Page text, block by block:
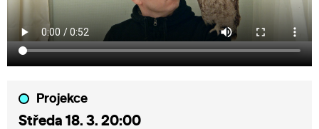
Projekce
Středa 18. 3. 20:00